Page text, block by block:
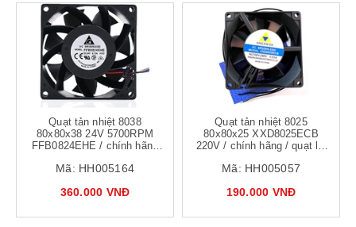
Quạt tản nhiệt 8038
80x80x38 24V 5700RPM
FFB0824EHE / chính hãng
80 CFM
Mã: HH005164
360.000 VNĐ
Quạt tản nhiệt 8025
80x80x25 XXD8025ECB
220V / chính hãng / quạt lõi
8x8x2.5cm
Mã: HH005057
190.000 VNĐ